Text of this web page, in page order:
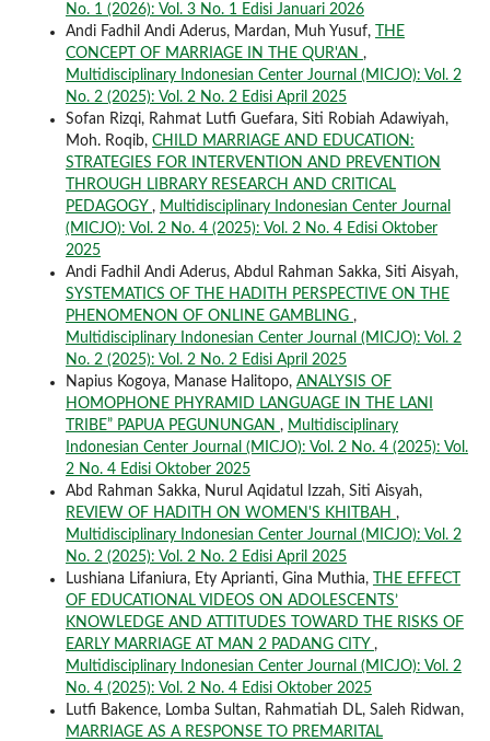
No. 1 (2026): Vol. 3 No. 1 Edisi Januari 2026
Andi Fadhil Andi Aderus, Mardan, Muh Yusuf,
THE
CONCEPT OF MARRIAGE IN THE QUR'AN ,
Multidisciplinary Indonesian Center Journal (MICJO): Vol. 2
No. 2 (2025): Vol. 2 No. 2 Edisi April 2025
Sofan Rizqi, Rahmat Lutfi Guefara, Siti Robiah Adawiyah,
Moh. Roqib, CHILD MARRIAGE AND EDUCATION:
STRATEGIES FOR INTERVENTION AND PREVENTION
THROUGH LIBRARY RESEARCH AND CRITICAL
PEDAGOGY , Multidisciplinary Indonesian Center Journal
(MICJO): Vol. 2 No. 4 (2025): Vol. 2 No. 4 Edisi Oktober
2025
Andi Fadhil Andi Aderus, Abdul Rahman Sakka, Siti Aisyah,
SYSTEMATICS OF THE HADITH PERSPECTIVE ON THE
PHENOMENON OF ONLINE GAMBLING ,
Multidisciplinary Indonesian Center Journal (MICJO): Vol. 2
No. 2 (2025): Vol. 2 No. 2 Edisi April 2025
Napius Kogoya, Manase Halitopo, ANALYSIS OF
HOMOPHONE PHYRAMID LANGUAGE IN THE LANI
TRIBE” PAPUA PEGUNUNGAN , Multidisciplinary
Indonesian Center Journal (MICJO): Vol. 2 No. 4 (2025): Vol.
2 No. 4 Edisi Oktober 2025
Abd Rahman Sakka, Nurul Aqidatul Izzah, Siti Aisyah,
REVIEW OF HADITH ON WOMEN'S KHITBAH ,
Multidisciplinary Indonesian Center Journal (MICJO): Vol. 2
No. 2 (2025): Vol. 2 No. 2 Edisi April 2025
Lushiana Lifaniura, Ety Aprianti, Gina Muthia,
THE EFFECT
OF EDUCATIONAL VIDEOS ON ADOLESCENTS’
KNOWLEDGE AND ATTITUDES TOWARD THE RISKS OF
EARLY MARRIAGE AT MAN 2 PADANG CITY ,
Multidisciplinary Indonesian Center Journal (MICJO): Vol. 2
No. 4 (2025): Vol. 2 No. 4 Edisi Oktober 2025
Lutfi Bakence, Lomba Sultan, Rahmatiah DL, Saleh Ridwan,
MARRIAGE AS A RESPONSE TO PREMARITAL